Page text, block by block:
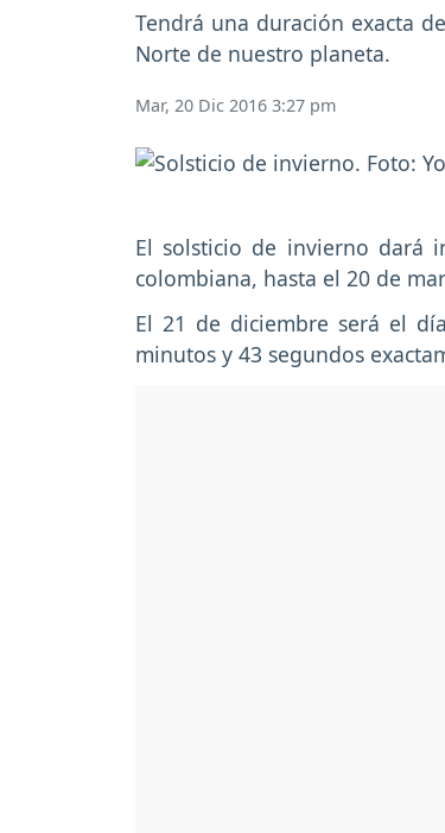
Tendrá una duración exacta
Norte de nuestro planeta.
Mar, 20 Dic 2016 3:27 pm
El solsticio de invierno dará
colombiana, hasta el 20 de
El 21 de diciembre será el
minutos y 43 segundos